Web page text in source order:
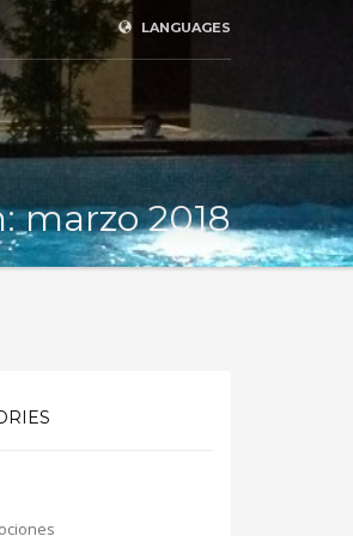
LANGUAGES
marzo 2018